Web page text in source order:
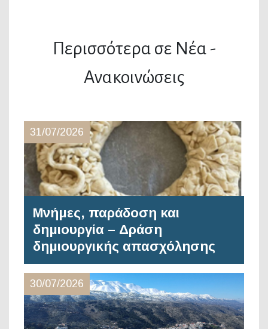
Περισσότερα σε Νέα -
Ανακοινώσεις
31/07/2026
Μνήμες, παράδοση και
δημιουργία – Δράση
δημιουργικής απασχόλησης
30/07/2026